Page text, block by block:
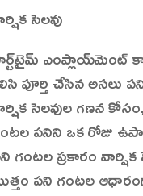
n
t
e
a
d
e
:
2
4
.
6
3
%
సెలవు
ఎంప్లాయ్‌మెంట్
పూర్తి చేసిన అసలు
సెలవుల గణన
పనిని ఒక రోజు
గంటల ప్రకారం
పని గంటల